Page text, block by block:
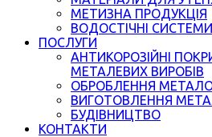
МЕТИЗНА ПРОДУКЦІЯ
ВОДОСТІЧНІ СИСТЕМИ
ПОСЛУГИ
АНТИКОРОЗІЙНІ
МЕТАЛЕВИХ ВИРОБІВ
ОБРОБЛЕННЯ
ВИГОТОВЛЕННЯ
БУДІВНИЦТВО
КОНТАКТИ